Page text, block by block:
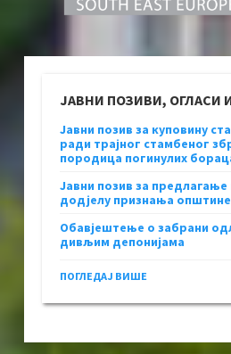
ЈАВНИ ПОЗИВИ, ОГЛАСИ
Јавни позив за куповину
ради трајног стамбеног
породица погинулих
Јавни позив за
додјелу признања
Обавјештење о забрани
дивљим депонијама
ПОГЛЕДАЈ ВИШЕ